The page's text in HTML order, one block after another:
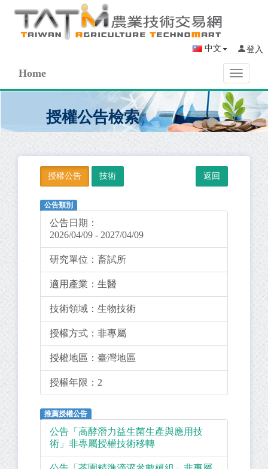
中文 登入
Toggle
Home
授權公告檢索
授權公告 技術
公告類別
公告日期：
2026/04/09 - 2027/04/09
研究單位： 畜試所
適用產業： 生醫
技術領域： 生物技術
授權方式： 非專屬
授權地區： 臺灣地區
授權年限： 2
推薦授權公告
公告「高酵潛力益生菌生產與應用技
術」非專屬授權技術移轉